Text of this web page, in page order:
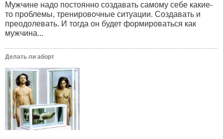
Мужчине надо постоянно создавать самому себе какие-
то проблемы, тренировочные ситуации. Создавать и
преодолевать. И тогда он будет формироваться как
мужчина...
Делать ли аборт